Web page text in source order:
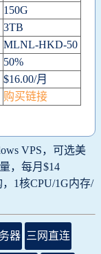
150G
3TB
MLNL-HKD-50
50%
$16.00/月
购买链接
VPS，可选美
，每月$14
1核CPU/1G内存/
器 三网直连